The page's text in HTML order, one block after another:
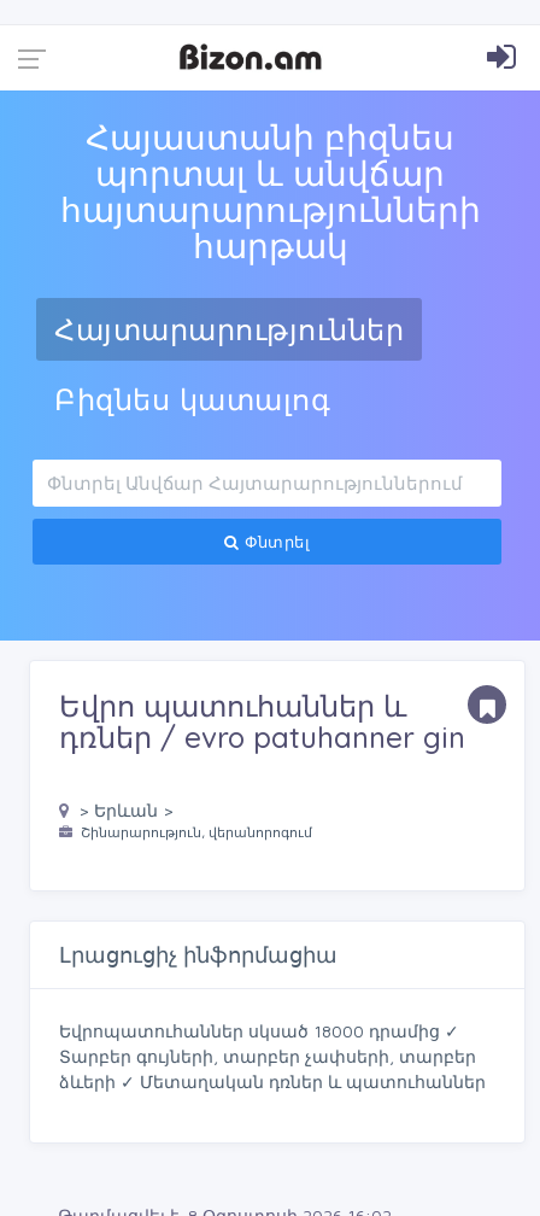
Հայաստանի բիզնես
պորտալ և անվճար
հայտարարությունների
հարթակ
Հայտարարություններ
Բիզնես կատալոգ
Փնտրել
Եվրո պատուհաններ և
դռներ / evro patuhanner gin
> Երևան >
Շինարարություն, վերանորոգում
Լրացուցիչ ինֆորմացիա
Եվրոպատուհաններ սկսած 18000 դրամից ✓
Տարբեր գույների, տարբեր չափսերի, տարբեր
ձևերի ✓ Մետաղական դռներ և պատուհաններ